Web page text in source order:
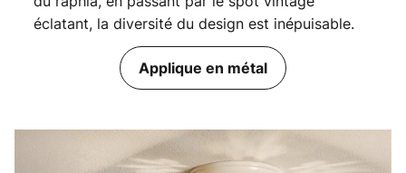
éclatant, la diversité du design est inépuisable.
Applique en métal